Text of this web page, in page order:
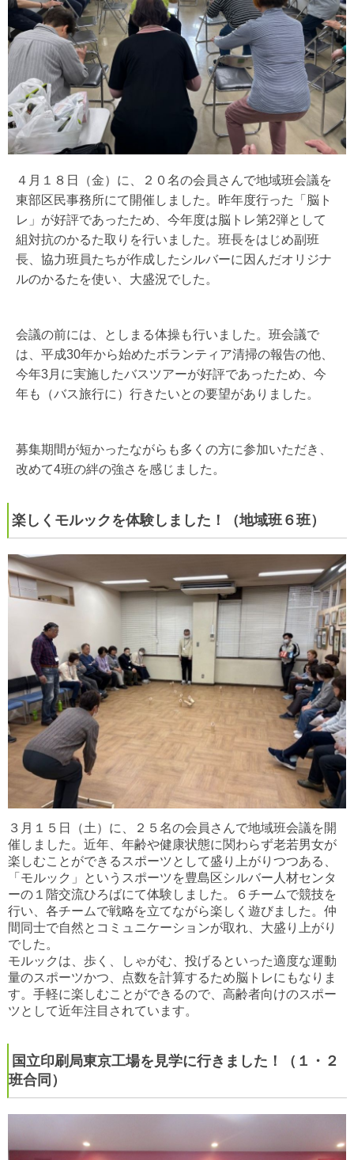
４月１８日（金）に、２０名の会員さんで地域班会議を
東部区民事務所にて開催しました。昨年度行った「脳ト
レ」が好評であったため、今年度は脳トレ第2弾として
組対抗のかるた取りを行いました。班長をはじめ副班
長、協力班員たちが作成したシルバーに因んだオリジナ
ルのかるたを使い、大盛況でした。
会議の前には、としまる体操も行いました。班会議で
は、平成30年から始めたボランティア清掃の報告の他、
今年3月に実施したバスツアーが好評であったため、今
年も（バス旅行に）行きたいとの要望がありました。
募集期間が短かったながらも多くの方に参加いただき、
改めて4班の絆の強さを感じました。
楽しくモルックを体験しました！（地域班６班）
３月１５日（土）に、２５名の会員さんで地域班会議を開
催しました。近年、年齢や健康状態に関わらず老若男女が
楽しむことができるスポーツとして盛り上がりつつある、
「モルック」というスポーツを豊島区シルバー人材センタ
ーの１階交流ひろばにて体験しました。６チームで競技を
行い、各チームで戦略を立てながら楽しく遊びました。仲
間同士で自然とコミュニケーションが取れ、大盛り上がり
でした。
モルックは、歩く、しゃがむ、投げるといった適度な運動
量のスポーツかつ、点数を計算するため脳トレにもなりま
す。手軽に楽しむことができるので、高齢者向けのスポー
ツとして近年注目されています。
国立印刷局東京工場を見学に行きました！（１・２
班合同）